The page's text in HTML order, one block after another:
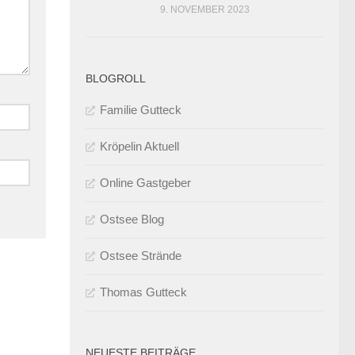
9. NOVEMBER 2023
BLOGROLL
Familie Gutteck
Kröpelin Aktuell
Online Gastgeber
Ostsee Blog
Ostsee Strände
Thomas Gutteck